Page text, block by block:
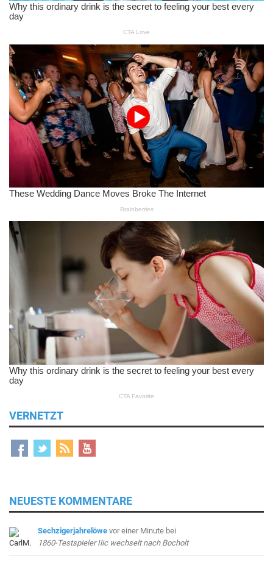
VERNETZT
NEUESTE KOMMENTARE
Sechzigerjahrelöwe vor einer Minute bei
1860-Testspieler Ilic wechselt nach Bocholt